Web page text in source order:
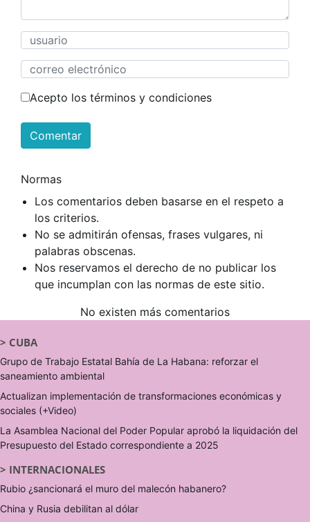
Acepto los términos y condiciones
Comentar
Normas
Los comentarios deben basarse en el respeto a
los criterios.
No se admitirán ofensas, frases vulgares, ni
palabras obscenas.
Nos reservamos el derecho de no publicar los
que incumplan con las normas de este sitio.
No existen más comentarios
> CUBA
Grupo de Trabajo Estatal Bahía de La Habana: reforzar el
saneamiento ambiental
Actualizan implementación de transformaciones económicas y
sociales (+Video)
La Asamblea Nacional del Poder Popular aprobó la liquidación del
Presupuesto del Estado correspondiente a 2025
> INTERNACIONALES
Rubio ¿sancionará el muro del malecón habanero?
China y Rusia debilitan al dólar